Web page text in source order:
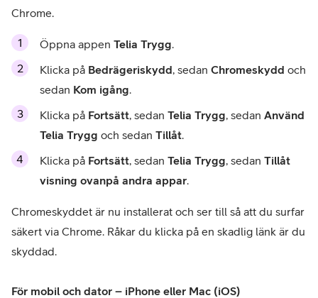
Chrome.
Öppna appen Telia Trygg.
Klicka på Bedrägeriskydd, sedan Chromeskydd och
sedan Kom igång.
Klicka på Fortsätt, sedan Telia Trygg, sedan Använd
Telia Trygg och sedan Tillåt.
Klicka på Fortsätt, sedan Telia Trygg, sedan Tillåt
visning ovanpå andra appar.
Chromeskyddet är nu installerat och ser till så att du surfar
säkert via Chrome. Råkar du klicka på en skadlig länk är du
skyddad.
För mobil och dator – iPhone eller Mac (iOS)